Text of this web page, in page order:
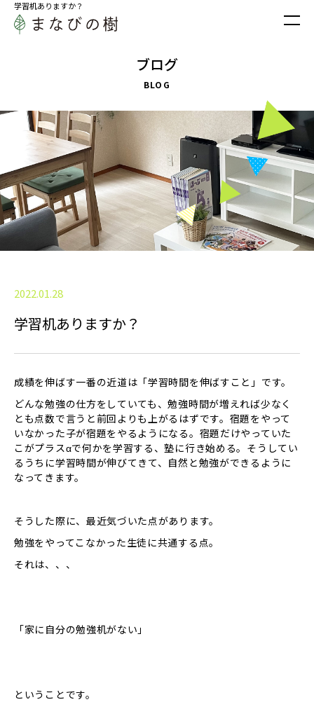
学習机ありますか？
ブログ
BLOG
2022.01.28
学習机ありますか？
成績を伸ばす一番の近道は「学習時間を伸ばすこと」です。
どんな勉強の仕方をしていても、勉強時間が増えれば少なく
とも点数で言うと前回よりも上がるはずです。宿題をやって
いなかった子が宿題をやるようになる。宿題だけやっていた
こがプラスαで何かを学習する、塾に行き始める。そうしてい
るうちに学習時間が伸びてきて、自然と勉強ができるように
なってきます。
そうした際に、最近気づいた点があります。
勉強をやってこなかった生徒に共通する点。
それは、、、
「家に自分の勉強机がない」
ということです。